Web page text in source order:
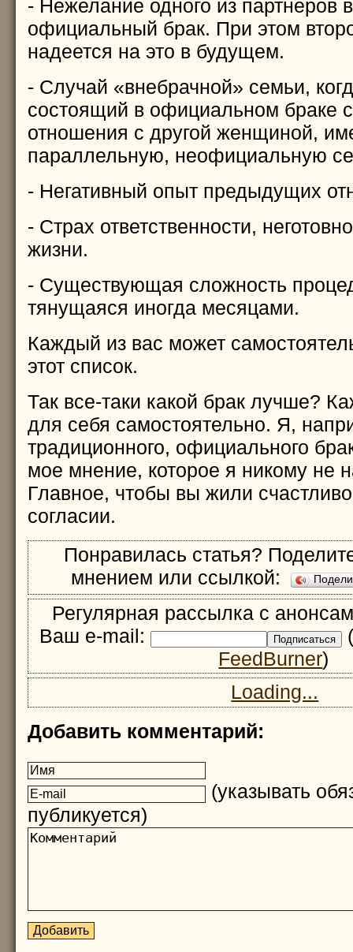
- Нежелание одного из партнеров
официальный брак. При этом
надеется на это в будущем.
- Случай «внебрачной» семьи,
состоящий в официальном браке
отношения с другой женщиной,
параллельную, неофициальную
- Негативный опыт предыдущих
- Страх ответственности,
жизни.
- Существующая сложность
тянущаяся иногда месяцами.
Каждый из вас может
этот список.
Так все-таки какой брак лучше?
для себя самостоятельно. Я,
традиционного, официального
мое мнение, которое я никому не
Главное, чтобы вы жили
согласии.
Понравилась статья?
мнением или ссылкой:
Регулярная рассылка с
Ваш e-mail:
FeedBurner)
Loading...
Добавить комментарий:
(указывать
публикуется)